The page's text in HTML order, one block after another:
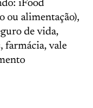
iFood
ou alimentação),
de vida,
farmácia, vale